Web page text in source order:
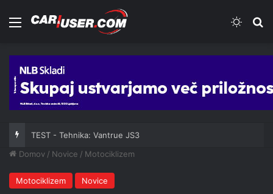
Meni
TEST - Tehnika: Vantrue JS3
Domov / Novice / Motociklizem
Motociklizem Novice